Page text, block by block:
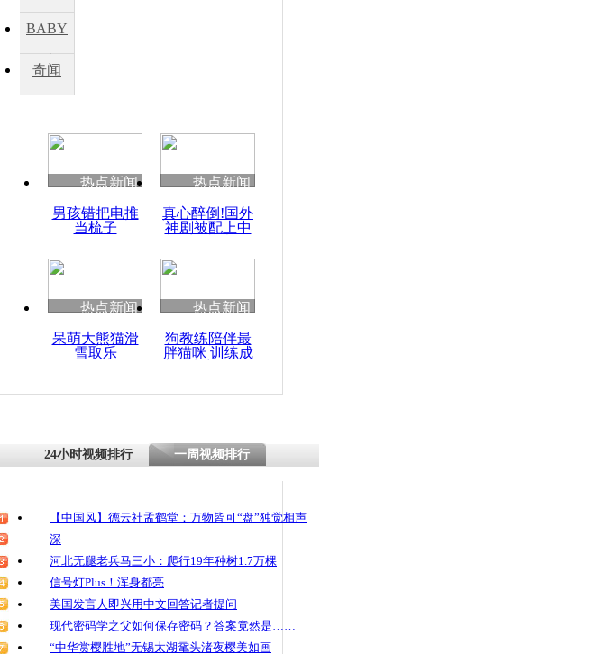
四川兴文苗乡上万人欢
度苗族花山节
清明祭英烈 哀思悼忠
鳄鱼现身客运站 吓坏
BABY
秀
奇闻
热点新闻
男孩错把电推
当梳子
热点新闻
真心醉倒!国外
神剧被配上中
热点新闻
呆萌大熊猫滑
雪取乐
热点新闻
狗教练陪伴最
胖猫咪 训练成
24小时视频排行 一周视频排行
【中国风】德云社孟鹤堂：万物皆可“盘”独觉相声
深
河北无腿老兵马三小：爬行19年种树1.7万棵
信号灯Plus！浑身都亮
美国发言人即兴用中文回答记者提问
现代密码学之父如何保存密码？答案竟然是……
“中华赏樱胜地”无锡太湖鼋头渚夜樱美如画